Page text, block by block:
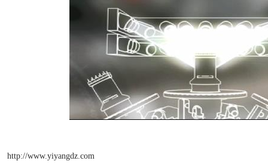
http://www.yiyangdz.com